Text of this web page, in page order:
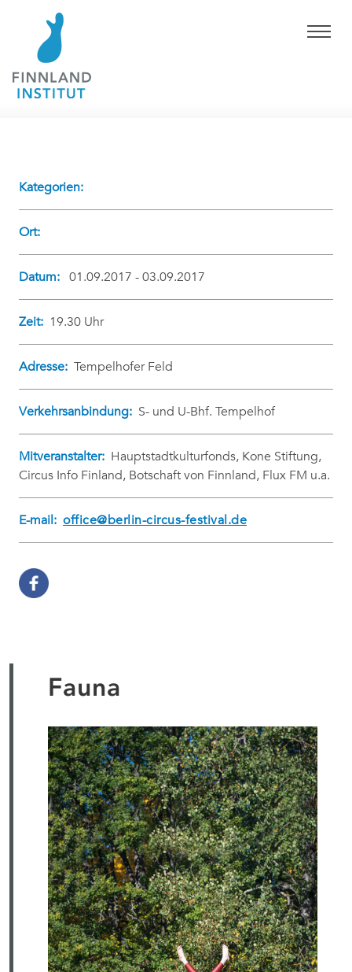
Kategorien:
Ort:
Datum: 01.09.2017 - 03.09.2017
Zeit: 19.30 Uhr
Adresse: Tempelhofer Feld
Verkehrsanbindung: S- und U-Bhf. Tempelhof
Mitveranstalter: Hauptstadtkulturfonds, Kone Stiftung,
Circus Info Finland, Botschaft von Finnland, Flux FM u.a.
E-mail: office@berlin-circus-festival.de
Fauna